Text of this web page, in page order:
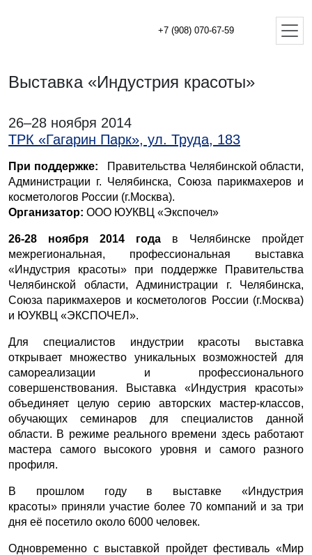
+7 (908) 070-67-59
Выставка «Индустрия красоты»
26–28 ноября 2014
ТРК «Гагарин Парк», ул. Труда, 183
При поддержке:
Правительства Челябинской области,
Администрации г. Челябинска, Союза парикмахеров и
косметологов России (г.Москва).
Организатор: ООО ЮУКВЦ «Экспочел»
26-28 ноября 2014 года в Челябинске пройдет
межрегиональная, профессиональная выставка
«Индустрия красоты» при поддержке Правительства
Челябинской области, Администрации г. Челябинска,
Союза парикмахеров и косметологов России (г.Москва)
и ЮУКВЦ «ЭКСПОЧЕЛ».
Для специалистов индустрии красоты выставка
открывает множество уникальных возможностей для
самореализации и профессионального
совершенствования. Выставка «Индустрия красоты»
объединяет целую серию авторских мастер-классов,
обучающих семинаров для специалистов данной
области. В режиме реального времени здесь работают
мастера самого высокого уровня и самого разного
профиля.
В прошлом году в выставке «Индустрия
красоты» приняли участие более 70 компаний и за три
дня её посетило около 6000 человек.
Одновременно с выставкой пройдет фестиваль «Мир